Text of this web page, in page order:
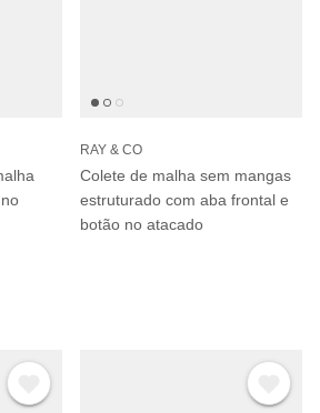
RAY & CO
Colete de malha sem mangas
estruturado com aba frontal e
botão no atacado